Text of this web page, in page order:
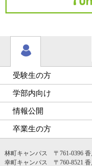
受験生の方
学部内向け
情報公開
卒業生の方
林町キャンパス 〒761-0396 香
幸町キャンパス 〒760-8521 香